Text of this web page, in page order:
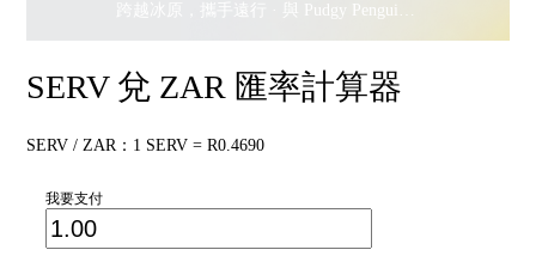
跨越冰原，攜手遠行 · 與 Pudgy Penguins 搖擺瓜分
SERV 兌 ZAR 匯率計算器
SERV / ZAR：1 SERV = R0.4690
我要支付